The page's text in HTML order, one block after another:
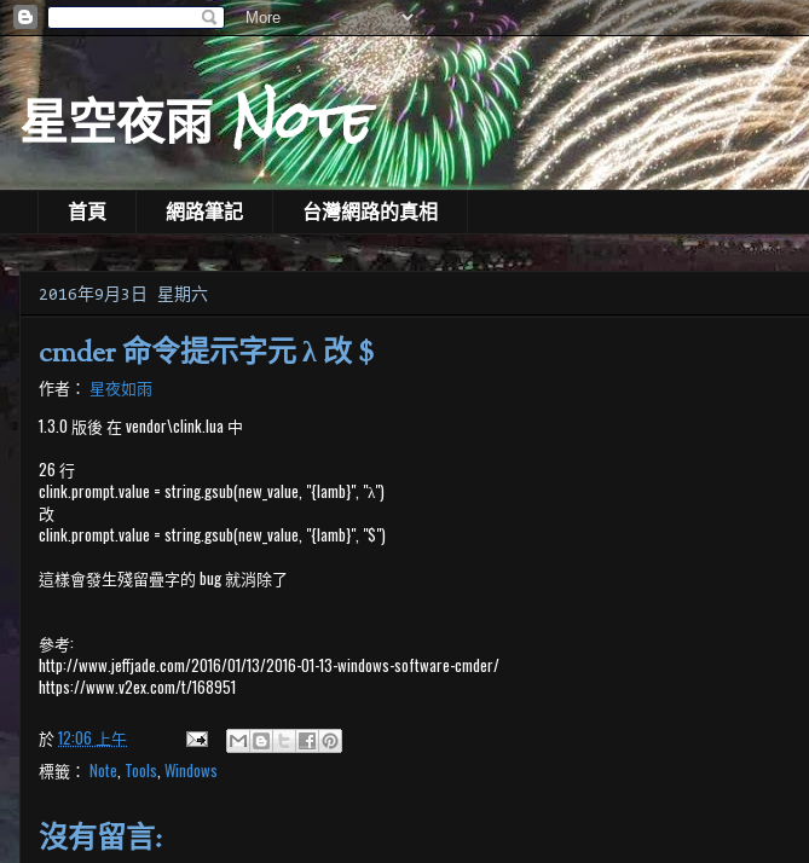
星空夜雨 Note
首頁 網路筆記 台灣網路的真相
2016年9月3日 星期六
cmder 命令提示字元 λ 改 $
作者： 星夜如雨
1.3.0 版後 在 vendor\clink.lua 中
26 行
clink.prompt.value = string.gsub(new_value, "{lamb}", "λ")
改
clink.prompt.value = string.gsub(new_value, "{lamb}", "$")
這樣會發生殘留疊字的 bug 就消除了
參考:
http://www.jeffjade.com/2016/01/13/2016-01-13-windows-software-cmder/
https://www.v2ex.com/t/168951
於12:06 上午
標籤： Note, Tools,Windows
沒有留言: